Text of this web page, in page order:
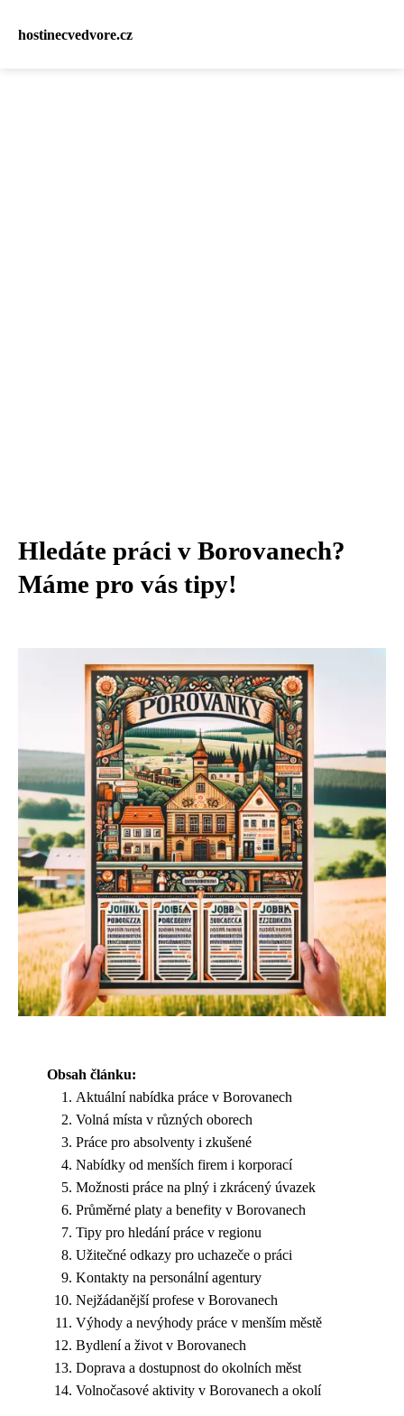
hostinecvedvore.cz
Hledáte práci v Borovanech?
Máme pro vás tipy!
Obsah článku:
Aktuální nabídka práce v Borovanech
Volná místa v různých oborech
Práce pro absolventy i zkušené
Nabídky od menších firem i korporací
Možnosti práce na plný i zkrácený úvazek
Průměrné platy a benefity v Borovanech
Tipy pro hledání práce v regionu
Užitečné odkazy pro uchazeče o práci
Kontakty na personální agentury
Nejžádanější profese v Borovanech
Výhody a nevýhody práce v menším městě
Bydlení a život v Borovanech
Doprava a dostupnost do okolních měst
Volnočasové aktivity v Borovanech a okolí